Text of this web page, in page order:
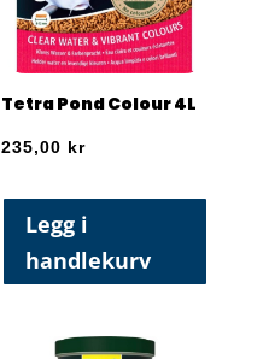
Tetra Pond Colour 4L
235,00 kr
Legg i
handlekurv